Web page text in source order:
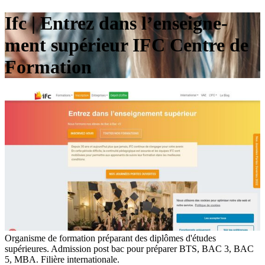
Ifc | Entrez dans l’en­seig­ne­
ment supérieur IFC Centre de
Formation
Organisme de formation préparant des diplômes d'études
supérieures. Admission post bac pour préparer BTS, BAC 3, BAC
5, MBA. Filière internationale.